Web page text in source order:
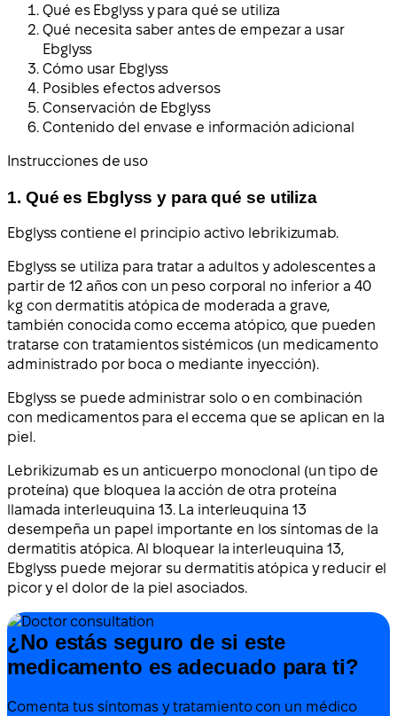
Qué es Ebglyss y para qué se utiliza
Qué necesita saber antes de empezar a usar
Ebglyss
Cómo usar Ebglyss
Posibles efectos adversos
Conservación de Ebglyss
Contenido del envase e información adicional
Instrucciones de uso
1. Qué es Ebglyss y para qué se utiliza
Ebglyss contiene el principio activo lebrikizumab.
Ebglyss se utiliza para tratar a adultos y adolescentes a
partir de 12 años con un peso corporal no inferior a 40
kg con dermatitis atópica de moderada a grave,
también conocida como eccema atópico, que pueden
tratarse con tratamientos sistémicos (un medicamento
administrado por boca o mediante inyección).
Ebglyss se puede administrar solo o en combinación
con medicamentos para el eccema que se aplican en la
piel.
Lebrikizumab es un anticuerpo monoclonal (un tipo de
proteína) que bloquea la acción de otra proteína
llamada interleuquina 13. La interleuquina 13
desempeña un papel importante en los síntomas de la
dermatitis atópica. Al bloquear la interleuquina 13,
Ebglyss puede mejorar su dermatitis atópica y reducir el
picor y el dolor de la piel asociados.
¿No estás seguro de si este
medicamento es adecuado para ti?
Comenta tus síntomas y tratamiento con un médico